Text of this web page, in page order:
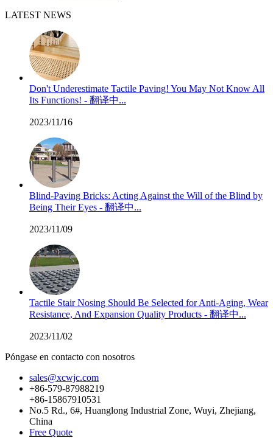
LATEST NEWS
Don't Underestimate Tactile Paving! You May Not Know All
Its Functions! - 翻译中...
2023/11/16
Blind-Paving Bricks: Acting Against the Will of the Blind by
Being Their Eyes - 翻译中...
2023/11/09
Tactile Stair Nosing Should Be Selected for Anti-Aging, Wear
Resistance, And Expansion Quality Products - 翻译中...
2023/11/02
Póngase en contacto con nosotros
sales@xcwjc.com
+86-579-87988219
+86-15867910531
No.5 Rd., 6#, Huanglong Industrial Zone, Wuyi, Zhejiang,
China
Free Quote